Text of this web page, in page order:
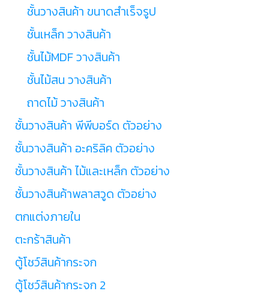
ชั้นวางสินค้า ขนาดสำเร็จรูป
ชั้นเหล็ก วางสินค้า
ชั้นไม้MDF วางสินค้า
ชั้นไม้สน วางสินค้า
ถาดไม้ วางสินค้า
ชั้นวางสินค้า พีพีบอร์ด ตัวอย่าง
ชั้นวางสินค้า อะคริลิค ตัวอย่าง
ชั้นวางสินค้า ไม้และเหล็ก ตัวอย่าง
ชั้นวางสินค้าพลาสวูด ตัวอย่าง
ตกแต่งภายใน
ตะกร้าสินค้า
ตู้โชว์สินค้ากระจก
ตู้โชว์สินค้ากระจก 2